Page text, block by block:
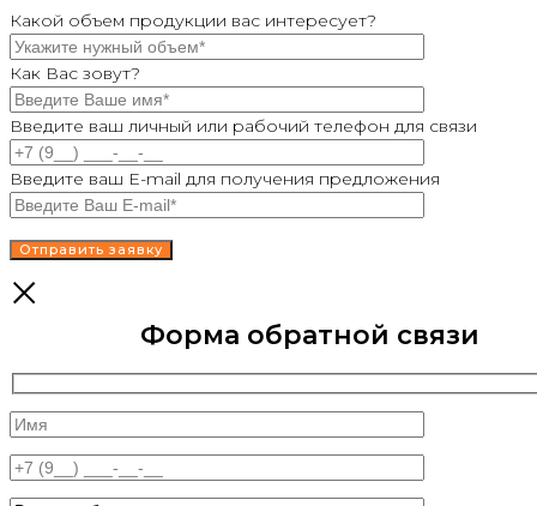
Какой объем продукции вас интересует?
Как Вас зовут?
Введите ваш личный или рабочий телефон для связи
Введите ваш E-mail для получения предложения
Форма обратной связи